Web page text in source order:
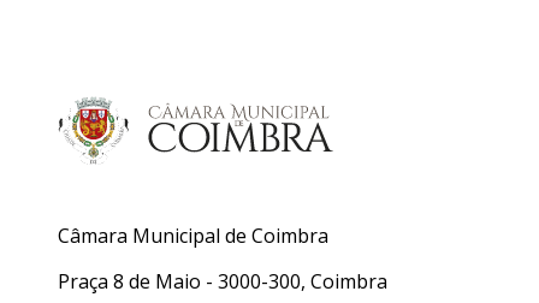
Câmara Municipal de Coimbra
Praça 8 de Maio - 3000-300, Coimbra